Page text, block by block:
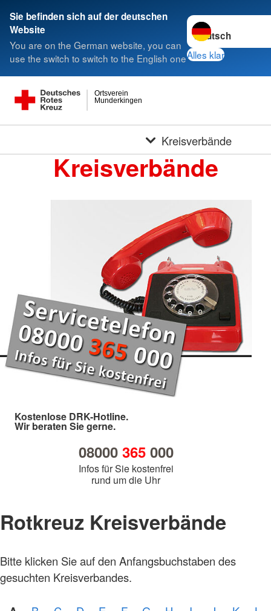
Sie befinden sich auf der deutschen
Website
You are on the German website, you can
use the switch to switch to the English one
Sprache wechseln
Alles klar
Munderkingen
Ortsverein
Kreisverbände
Kreisverbände
Kostenlose DRK-Hotline.
Wir beraten Sie gerne.
08000 365000
Infos für Sie kostenfrei
rund um die Uhr
Rotkreuz Kreisverbände
Bitte klicken Sie auf den Anfangsbuchstaben des
gesuchten Kreisverbandes.